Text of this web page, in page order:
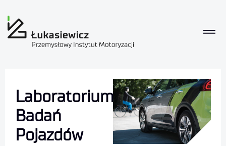
Laboratorium
Badań
Pojazdów